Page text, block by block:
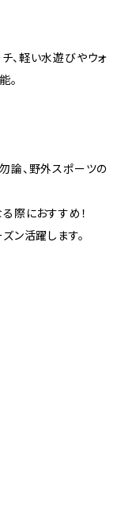
、軽い水遊びやウォ
。
論、野外スポーツの
際におすすめ！
ン活躍します。